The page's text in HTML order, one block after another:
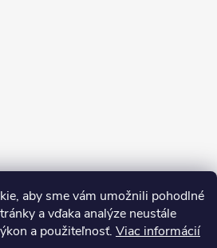
aby sme vám umožnili pohodlné
a vďaka analýze neustále
a použiteľnosť. Viac informácií